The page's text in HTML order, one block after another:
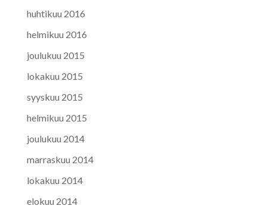
huhtikuu 2016
helmikuu 2016
joulukuu 2015
lokakuu 2015
syyskuu 2015
helmikuu 2015
joulukuu 2014
marraskuu 2014
lokakuu 2014
elokuu 2014